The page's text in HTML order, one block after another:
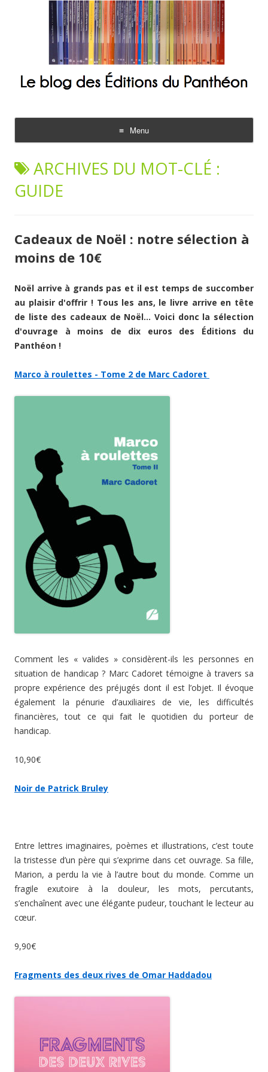
Menu
Aller
contenuARCHIVES DU MOT-CLÉ :
GUIDE
Cadeaux de Noël : notre sélection à
moins de 10€
Noël arrive à grands pas et il est temps de succomber
au plaisir d'offrir ! Tous les ans, le livre arrive en tête
de liste des cadeaux de Noël... Voici donc la sélection
d'ouvrage à moins de dix euros des Éditions du
Panthéon !
Marco à roulettes - Tome 2 de Marc Cadoret
Comment les « valides » considèrent-ils les personnes en
situation de handicap ? Marc Cadoret témoigne à travers sa
propre expérience des préjugés dont il est l’objet. Il évoque
également la pénurie d’auxiliaires de vie, les difficultés
financières, tout ce qui fait le quotidien du porteur de
handicap.
10,90€
Noir de Patrick Bruley
Entre lettres imaginaires, poèmes et illustrations, c’est toute
la tristesse d’un père qui s’exprime dans cet ouvrage. Sa fille,
Marion, a perdu la vie à l’autre bout du monde. Comme un
fragile exutoire à la douleur, les mots, percutants,
s’enchaînent avec une élégante pudeur, touchant le lecteur au
cœur.
9,90€
Fragments des deux rives de Omar Haddadou